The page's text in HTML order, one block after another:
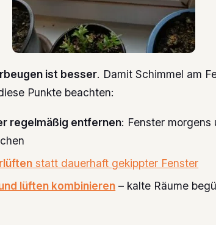
ist besser. Damit Schimmel am
Punkte beachten:
regelmäßig entfernen: Fenster
statt dauerhaft gekippter Fenster
lüften kombinieren – kalte Räume